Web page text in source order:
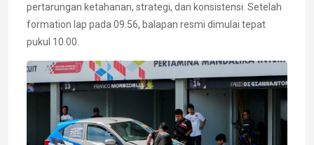
pertarungan ketahanan, strategi, dan konsistensi. Setelah
formation lap pada 09.56, balapan resmi dimulai tepat
pukul 10.00.